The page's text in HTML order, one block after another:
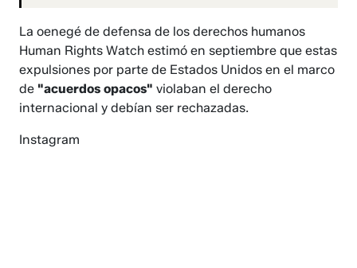
La oenegé de defensa de los derechos humanos
Human Rights Watch estimó en septiembre que estas
expulsiones por parte de Estados Unidos en el marco
de "acuerdos opacos"violaban el derecho
internacional y debían ser rechazadas.
Instagram